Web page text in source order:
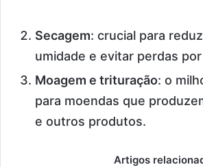
Secagem: crucial para
umidade e evitar perdas
Moagem e trituração: o
para moendas que
e outros produtos.
Artigos